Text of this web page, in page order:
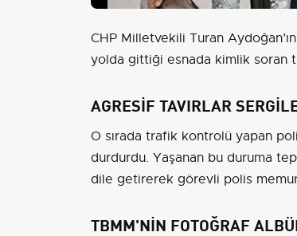
CHP Milletvekili Turan
yolda gittiği esnada kimlik soran
AGRESİF TAVIRLAR
O sırada trafik kontrolü yapan
durdurdu. Yaşanan bu duruma
dile getirerek görevli polis
TBMM'NİN FOTOĞRAF